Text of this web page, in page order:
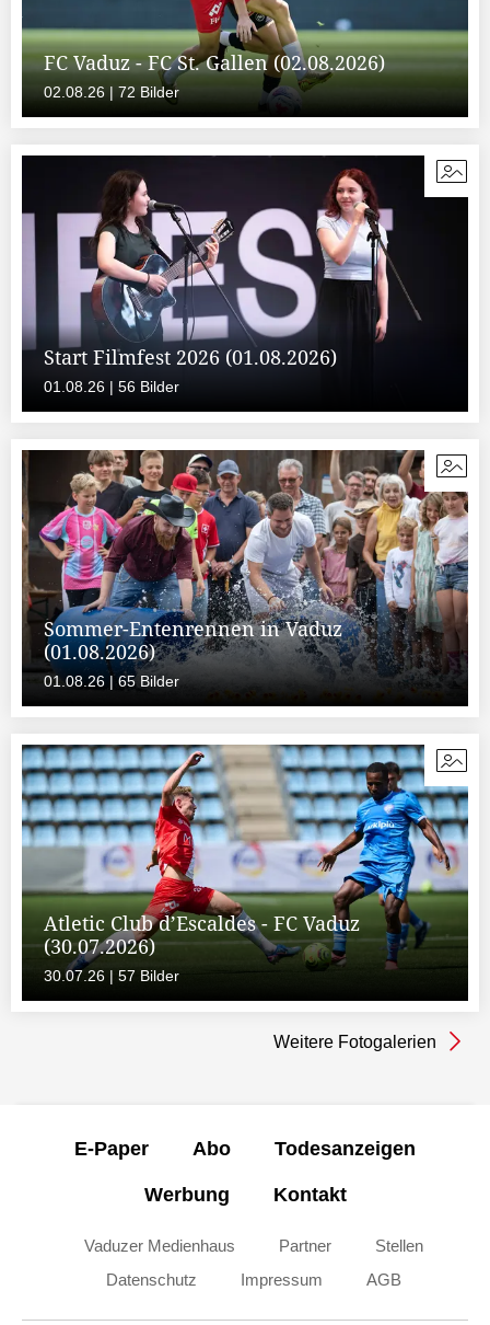
FC Vaduz - FC St. Gallen (02.08.2026)
02.08.26 | 72 Bilder
Start Filmfest 2026 (01.08.2026)
01.08.26 | 56 Bilder
Sommer-Entenrennen in Vaduz
(01.08.2026)
01.08.26 | 65 Bilder
Atletic Club d’Escaldes - FC Vaduz
(30.07.2026)
30.07.26 | 57 Bilder
Weitere Fotogalerien
E-Paper Abo Todesanzeigen
Werbung Kontakt
Vaduzer Medienhaus Partner
Stellen
Datenschutz
Impressum AGB